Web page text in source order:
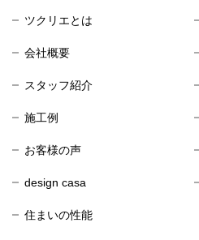
ツクリエとは
会社概要
スタッフ紹介
施工例
お客様の声
design casa
住まいの性能